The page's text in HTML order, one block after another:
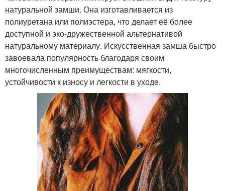
натуральной замши. Она изготавливается из
полиуретана или полиэстера, что делает её более
доступной и эко-дружественной альтернативой
натуральному материалу. Искусственная замша быстро
завоевала популярность благодаря своим
многочисленным преимуществам: мягкости,
устойчивости к износу и легкости в уходе.